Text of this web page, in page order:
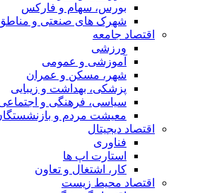
بورس، سهام و فارکس
شهرک های صنعتی و مناطق
اقتصاد جامعه
ورزشی
آموزشی و عمومی
شهر، مسکن و عمران
پزشکی، بهداشت و زیبایی
سیاسی، فرهنگی و
معیشت مردم و
اقتصاد دیجیتال
فناوری
استارت اپ ها
کار، اشتغال و تعاون
اقتصاد محیط زیست